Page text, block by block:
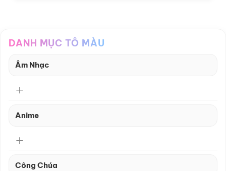
DANH MỤC TÔ MÀU
Âm Nhạc
Anime
Công Chúa